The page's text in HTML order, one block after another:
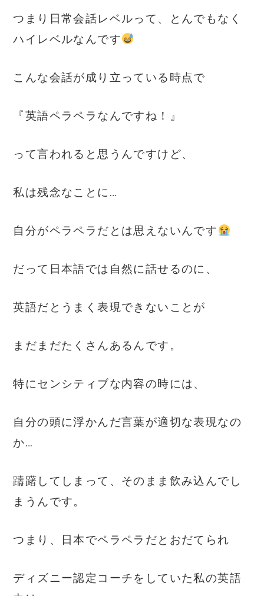
つまり日常会話レベルって、とんでもなく
ハイレベルなんです
こんな会話が成り立っている時点で
『英語ペラペラなんですね！』
って言われると思うんですけど、
私は残念なことに…
自分がペラペラだとは思えないんです
だって日本語では自然に話せるのに、
英語だとうまく表現できないことが
まだまだたくさんあるんです。
特にセンシティブな内容の時には、
自分の頭に浮かんだ言葉が適切な表現なの
か…
躊躇してしまって、そのまま飲み込んでし
まうんです。
つまり、日本でペラペラだとおだてられ
ディズニー認定コーチをしていた私の英語